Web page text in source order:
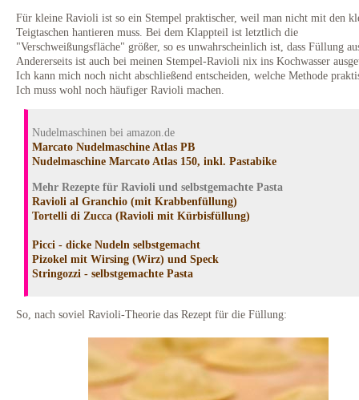
Für kleine Ravioli ist so ein Stempel praktischer, weil man nicht mit den
Teigtaschen hantieren muss. Bei dem Klappteil ist letztlich die
"Verschweißungsfläche" größer, so es unwahrscheinlich ist, dass Füllung
Andererseits ist auch bei meinen Stempel-Ravioli nix ins Kochwasser
Ich kann mich noch nicht abschließend entscheiden, welche Methode
Ich muss wohl noch häufiger Ravioli machen.
Nudelmaschinen bei amazon.de
Marcato Nudelmaschine Atlas PB
Nudelmaschine Marcato Atlas 150, inkl. Pastabike
Mehr Rezepte für Ravioli und selbstgemachte Pasta
Ravioli al Granchio (mit Krabbenfüllung)
Tortelli di Zucca (Ravioli mit Kürbisfüllung)
Picci - dicke Nudeln selbstgemacht
Pizokel mit Wirsing (Wirz) und Speck
Stringozzi - selbstgemachte Pasta
So, nach soviel Ravioli-Theorie das Rezept für die Füllung: